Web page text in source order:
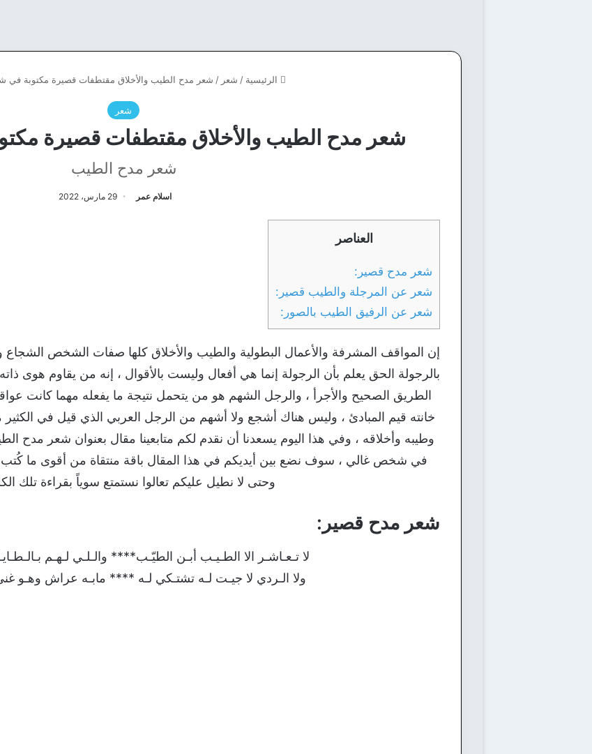
الرئيسية / شعر / شعر مدح الطيب والأخلاق مقتطفات قصيرة مكتوبة
شعر
شعر مدح الطيب والأخلاق مقتطفات قصيرة
شعر مدح الطيب
اسلام عمر 29 مارس، 2022
العناصر
شعر مدح قصير:
شعر عن المرجلة والطيب قصير:
شعر عن الرفيق الطيب بالصور:
إن المواقف المشرفة والأعمال البطولية والطيب والأخلاق كلها صفات الشخص الشجاع
بالرجولة الحق يعلم بأن الرجولة إنما هي أفعال وليست بالأقوال ، إنه من يقاوم هوى ذاته
الطريق الصحيح والأجرأ ، والرجل الشهم هو من يتحمل نتيجة ما يفعله مهما كانت
خانته قيم المبادئ ، وليس هناك أشجع ولا أشهم من الرجل العربي الذي قيل في
وطيبه وأخلاقه ، وفي هذا اليوم يسعدنا أن نقدم لكم متابعينا مقال بعنوان شعر مدح
في شخص غالي ، سوف نضع بين أيديكم في هذا المقال باقة منتقاة من أقوى ما
وحتى لا نطيل عليكم تعالوا نستمتع سوياً بقراءة تلك
شعر مدح قصير:
لا تـعـاشـر الا الطـيـب أبـن الطيّـب**** والـلـي لـهـم
ولا الـردي لا جيـت لـه تشتـكي لـه **** مابـه عراش